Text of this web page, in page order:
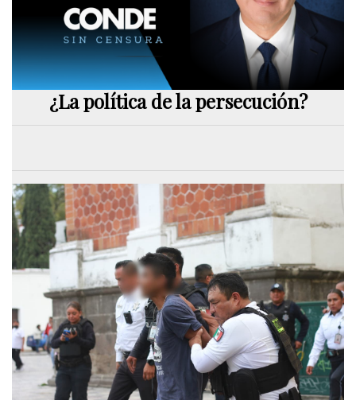
¿La política de la persecución?